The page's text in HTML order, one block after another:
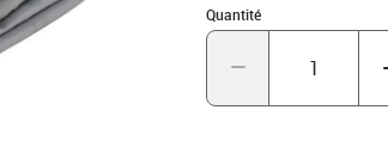
UVMatériel: Polyester:
Quantité
Quantité : 1